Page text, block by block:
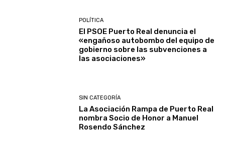
POLÍTICA
El PSOE Puerto Real denuncia el
«engañoso autobombo del equipo de
gobierno sobre las subvenciones a
las asociaciones»
SIN CATEGORÍA
La Asociación Rampa de Puerto Real
nombra Socio de Honor a Manuel
Rosendo Sánchez